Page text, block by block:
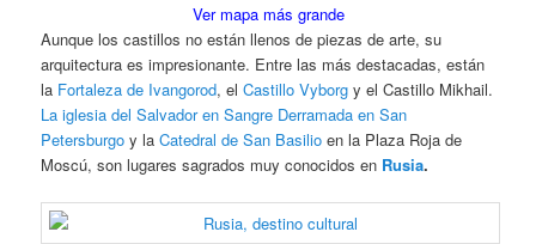
Ver mapa más grande
Aunque los castillos no están llenos de piezas de arte, su
arquitectura es impresionante. Entre las más destacadas, están
la Fortaleza de Ivangorod, elCastillo Vyborgy el Castillo Mikhail.
La iglesia del Salvador en Sangre Derramada en San
Petersburgo y laCatedral de San Basilio en la Plaza Roja de
Moscú, son lugares sagrados muy conocidos en Rusia.